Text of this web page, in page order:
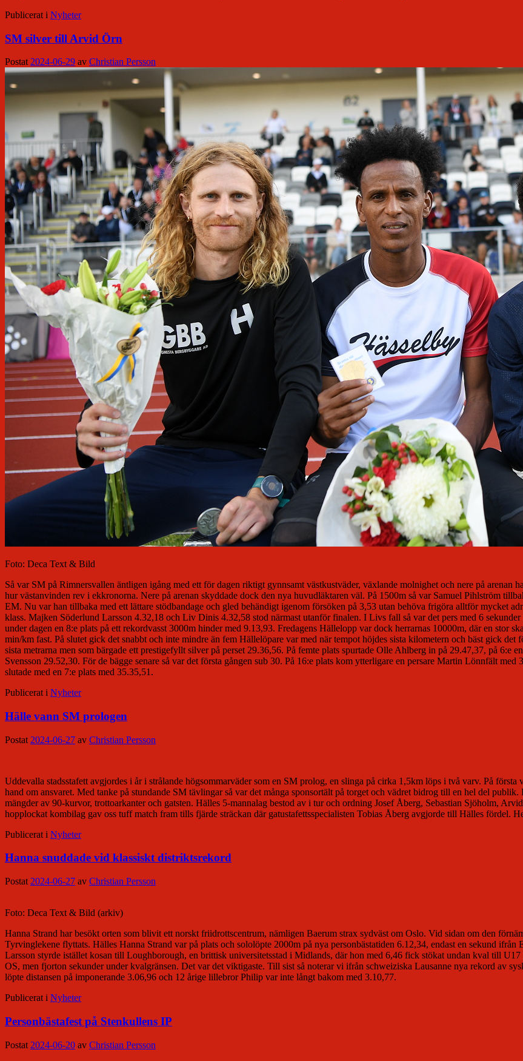
Publicerat i Nyheter
SM silver till Arvid Örn
Postat 2024-06-29 av Christian Persson
Foto: Deca Text & Bild
Så var SM på Rimnersvallen äntligen igång med ett för dagen riktigt gynnsamt västkustväder, växlande molnighet och nere på arenan
hur västanvinden rev i ekkronorna. Nere på arenan skyddade dock den nya huvudläktaren väl. På 1500m så var Samuel Pihlström
EM. Nu var han tillbaka med ett lättare stödbandage och gled behändigt igenom försöken på 3,53 utan behöva frigöra alltför mycket
klass. Majken Söderlund Larsson 4.32,18 och Liv Dinis 4.32,58 stod närmast utanför finalen. I Livs fall så var det pers med 6
under dagen en 8:e plats på ett rekordvasst 3000m hinder med 9.13,93. Fredagens Hällelopp var dock herrarnas 10000m, där en stor
min/km fast. På slutet gick det snabbt och inte mindre än fem Hällelöpare var med när tempot höjdes sista kilometern och bäst gick
sista metrarna men som bärgade ett prestigefyllt silver på perset 29.36,56. På femte plats spurtade Olle Ahlberg in på 29.47,37, på 6:e
Svensson 29.52,30. För de bägge senare så var det första gången sub 30. På 16:e plats kom ytterligare en persare Martin Lönnfält
slutade med en 7:e plats med 35.35,51.
Publicerat i Nyheter
Hälle vann SM prologen
Postat 2024-06-27 av Christian Persson
Uddevalla stadsstafett avgjordes i år i strålande högsommarväder som en SM prolog, en slinga på cirka 1,5km löps i två varv. På första
hand om ansvaret. Med tanke på stundande SM tävlingar så var det många sponsortält på torget och vädret bidrog till en hel del
mängder av 90-kurvor, trottoarkanter och gatsten. Hälles 5-mannalag bestod av i tur och ordning Josef Åberg, Sebastian Sjöholm,
hopplockat kombilag gav oss tuff match fram tills fjärde sträckan där gatustafettsspecialisten Tobias Åberg avgjorde till Hälles fördel.
Publicerat i Nyheter
Hanna snuddade vid klassiskt distriktsrekord
Postat 2024-06-27 av Christian Persson
Foto: Deca Text & Bild (arkiv)
Hanna Strand har besökt orten som blivit ett norskt friidrottscentrum, nämligen Baerum strax sydväst om Oslo. Vid sidan om den
Tyrvinglekene flyttats. Hälles Hanna Strand var på plats och sololöpte 2000m på nya personbästatiden 6.12,34, endast en sekund
Larsson styrde istället kosan till Loughborough, en brittisk universitetsstad i Midlands, där hon med 6,46 fick stökat undan kval till
OS, men fjorton sekunder under kvalgränsen. Det var det viktigaste. Till sist så noterar vi ifrån schweiziska Lausanne nya rekord av
löpte distansen på imponerande 3.06,96 och 12 årige lillebror Philip var inte långt bakom med 3.10,77.
Publicerat i Nyheter
Personbästafest på Stenkullens IP
Postat 2024-06-20 av Christian Persson